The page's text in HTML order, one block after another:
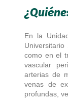
En la
como en el
vascular
arterias de
venas de
profundas,